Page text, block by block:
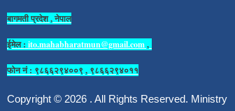
बागमती प्रदेश , नेपाल
ईमेल : ito.mahabharatmun@gmail.com,
फोन नं : ९८६६२९४००९ , ९८६६२९४०११
Copyright © 2026 . All Rights Reserved. Ministry